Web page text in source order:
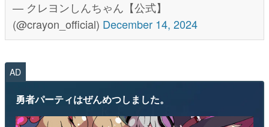
— クレヨンしんちゃん【公式】
(@crayon_official) December 14, 2024
AD
勇者パーティはぜんめつしました。